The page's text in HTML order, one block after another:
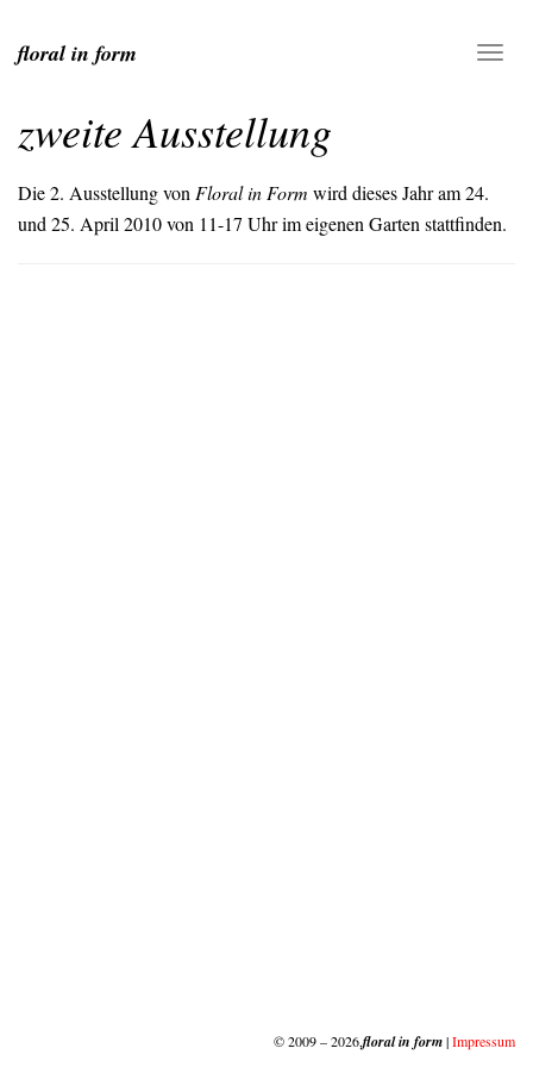
floral in form
zweite Ausstellung
Die 2. Ausstellung von Floral in Form wird dieses Jahr am 24.
und 25. April 2010 von 11-17 Uhr im eigenen Garten stattfinden.
© 2009 – 2026,floral in form|Impressum